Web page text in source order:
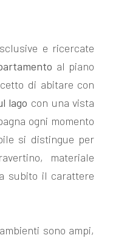
e ricercate
al piano
di abitare con
lago con una vista
ogni momento
si distingue per
materiale
subito il carattere
sono ampi,